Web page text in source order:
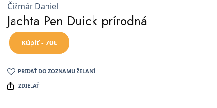
Čižmár Daniel
Jachta Pen Duick prírodná
Kúpiť - 70€
PRIDAŤ DO ZOZNAMU ŽELANÍ
ZDIELAŤ